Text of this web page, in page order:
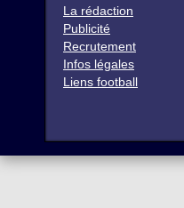
La rédaction
Publicité
Recrutement
Infos légales
Liens football